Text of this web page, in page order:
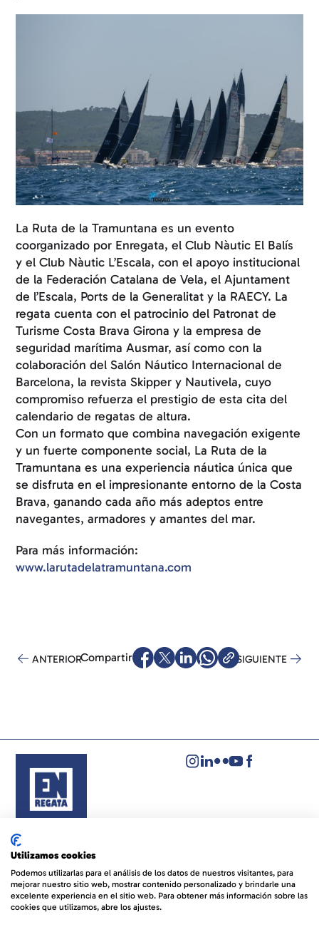
La Ruta de la Tramuntana es un evento
coorganizado por Enregata, el Club Nàutic El Balís
y el Club Nàutic L’Escala, con el apoyo institucional
de la Federación Catalana de Vela, el Ajuntament
de l’Escala, Ports de la Generalitat y la RAECY. La
regata cuenta con el patrocinio del Patronat de
Turisme Costa Brava Girona y la empresa de
seguridad marítima Ausmar, así como con la
colaboración del Salón Náutico Internacional de
Barcelona, la revista Skipper y Nautivela, cuyo
compromiso refuerza el prestigio de esta cita del
calendario de regatas de altura.
Con un formato que combina navegación exigente
y un fuerte componente social, La Ruta de la
Tramuntana es una experiencia náutica única que
se disfruta en el impresionante entorno de la Costa
Brava, ganando cada año más adeptos entre
navegantes, armadores y amantes del mar.
Para más información:
www.larutadelatramuntana.com
Compartir
ANTERIOR SIGUIENTE
© EVENTOS NÁUTICOS REGATA
By 100x100NET
Utilizamos cookies
Podemos utilizarlas para el análisis de los datos de nuestros visitantes, para
mejorar nuestro sitio web, mostrar contenido personalizado y brindarle una
excelente experiencia en el sitio web. Para obtener más información sobre las
cookies que utilizamos, abre los ajustes.